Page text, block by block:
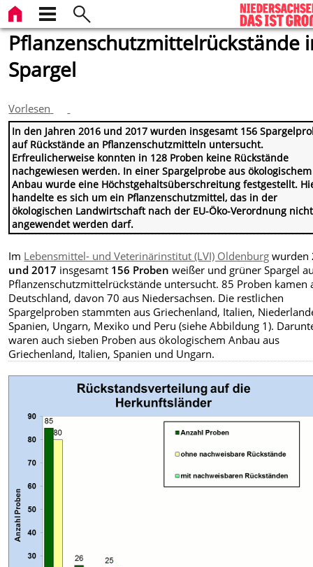
Pflanzenschutzmittelrückstände
Spargel
Vorlesen
In den Jahren 2016 und 2017 wurden insgesamt 156
auf Rückstände an Pflanzenschutzmitteln untersucht.
Erfreulicherweise konnten in 128 Proben keine Rückstände
nachgewiesen werden. In einer Spargelprobe aus ökologischem
Anbau wurde eine Höchstgehaltsüberschreitung festgestellt.
handelte es sich um ein Pflanzenschutzmittel, das in der
ökologischen Landwirtschaft nach der EU-Öko-Verordnung nicht
angewendet werden darf.
Im Lebensmittel- und Veterinärinstitut (LVI) Oldenburg wurden
und 2017 insgesamt 156 Proben weißer und grüner Spargel
Pflanzenschutzmittelrückstände untersucht. 85 Proben kamen
Deutschland, davon 70 aus Niedersachsen. Die restlichen
Spargelproben stammten aus Griechenland, Italien,
Spanien, Ungarn, Mexiko und Peru (siehe Abbildung 1).
waren auch sieben Proben aus ökologischem Anbau aus
Griechenland, Italien, Spanien und Ungarn.